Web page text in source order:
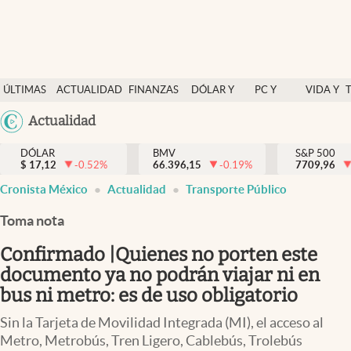
ÚLTIMAS
NOTICIAS
ACTUALIDAD
FINANZAS
DÓLAR Y
PC Y
VIDA Y
México
Actualidad
Actualidad
Finanzas y economía
Dólar y mercados
Pc y celular
Vida y estilo
Tv
DÓLAR
$ 17,12 -0.52%
BMV
66.396,15
-0.19%
S&P 500
7709,96
Cronista México Actualidad Transporte Público
Toma nota
Confirmado |Quienes no porten este
documento ya no podrán viajar ni en
bus ni metro: es de uso obligatorio
Sin la Tarjeta de Movilidad Integrada (MI), el acceso al
Metro, Metrobús, Tren Ligero, Cablebús, Trolebús